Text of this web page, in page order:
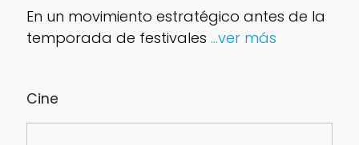
Cine
En un movimiento estratégico antes de la
temporada de festivales ...ver más